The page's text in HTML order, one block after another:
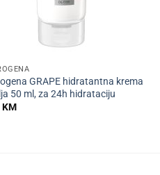
GRAPE hidratantna krema
50 ml, za 24h hidrataciju
KM